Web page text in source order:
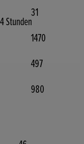
31
1470
497
980
Stunden